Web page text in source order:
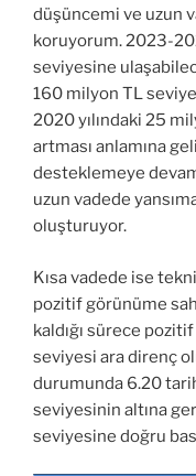
düşüncemi ve uzun
koruyorum. 2023-
seviyesine
160 milyon TL
2020 yılındaki 25
artması anlamına
desteklemeye
uzun vadede
oluşturuyor.
Kısa vadede ise
pozitif görünüme
kaldığı sürece
seviyesi ara direnç
durumunda 6.20
seviyesinin altına
seviyesine doğru